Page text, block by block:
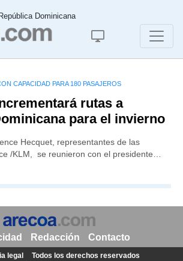
Dominicana
CAPACIDAD PARA 180 PASAJEROS
rutas a
para el invierno
Hecquet, representantes de las
/KLM, se reunieron con el presidente…
Redacción Contacto
legal
Todos los derechos reservados